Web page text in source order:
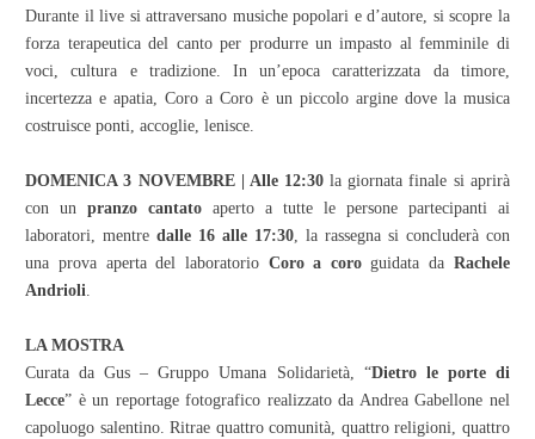
Durante il live si attraversano musiche popolari e d’autore, si scopre la
forza terapeutica del canto per produrre un impasto al femminile di
voci, cultura e tradizione. In un’epoca caratterizzata da timore,
incertezza e apatia, Coro a Coro è un piccolo argine dove la musica
costruisce ponti, accoglie, lenisce.
DOMENICA 3 NOVEMBRE | Alle 12:30 la giornata finale si aprirà
con unpranzo cantato aperto a tutte le persone partecipanti ai
laboratori, mentredalle 16 alle 17:30, la rassegna si concluderà con
una prova aperta del laboratorio Coro a coroguidata da Rachele
Andrioli.
LA MOSTRA
Curata da Gus – Gruppo Umana Solidarietà, “Dietro le porte di
Lecce” è un reportage fotografico realizzato da Andrea Gabellone nel
capoluogo salentino. Ritrae quattro comunità, quattro religioni, quattro